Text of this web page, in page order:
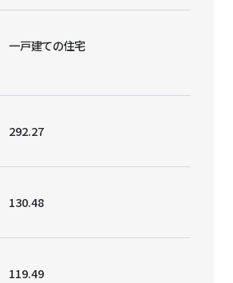
一戸建ての住宅
292.27
130.48
119.49